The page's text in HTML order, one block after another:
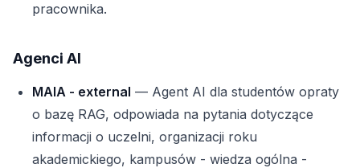
pracownika.
Agenci AI
MAIA - external — Agent AI dla studentów opraty
o bazę RAG, odpowiada na pytania dotyczące
informacji o uczelni, organizacji roku
akademickiego, kampusów - wiedza ogólna -